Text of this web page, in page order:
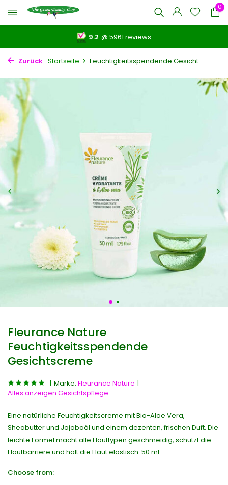
0
9.2 @5961 reviews
Zurück Startseite Feuchtigkeitsspendende Gesicht...
Fleurance Nature
Feuchtigkeitsspendende
Gesichtscreme
Marke: Fleurance Nature
Alles anzeigen Gesichtspflege
Eine natürliche Feuchtigkeitscreme mit Bio-Aloe Vera,
Sheabutter und Jojobaöl und einem dezenten, frischen Duft. Die
leichte Formel macht alle Hauttypen geschmeidig, schützt die
Hautbarriere und hält die Haut elastisch. 50 ml
Choose from: